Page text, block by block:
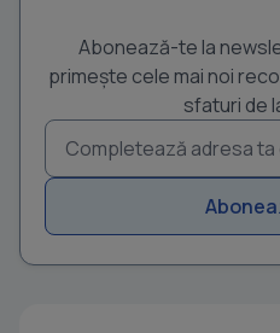
Abonează-te la
primește cele mai noi
sfaturi de